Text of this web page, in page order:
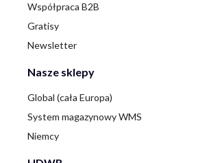
Współpraca B2B
Gratisy
Newsletter
Nasze sklepy
Global (cała Europa)
System magazynowy WMS
Niemcy